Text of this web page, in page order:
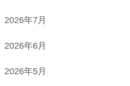
2026年7月
2026年6月
2026年5月